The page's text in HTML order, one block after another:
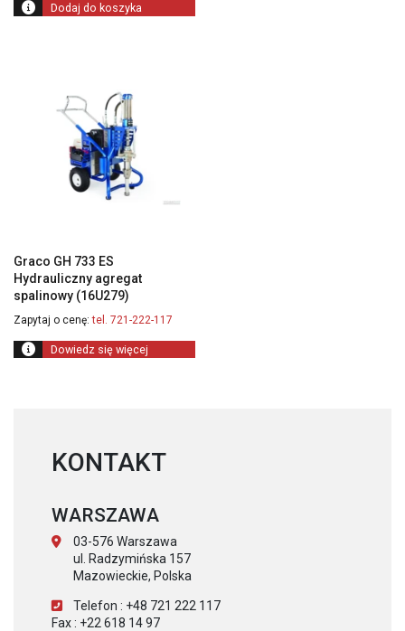
Dodaj do koszyka
Graco GH 733 ES
Hydrauliczny agregat
spalinowy (16U279)
Zapytaj o cenę: tel. 721-222-117
Dowiedz się więcej
KONTAKT
WARSZAWA
03-576 Warszawa
ul. Radzymińska 157
Mazowieckie, Polska
Telefon : +48 721 222 117
Fax : +22 618 14 97